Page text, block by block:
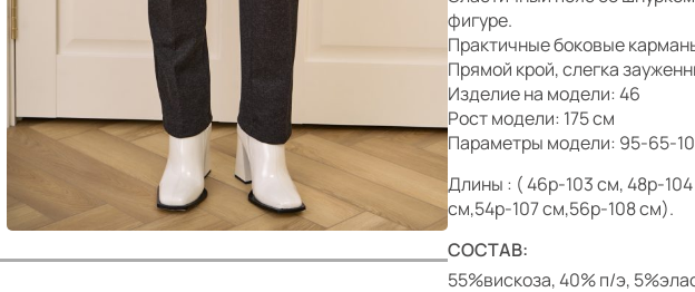
фигуре.
Практичные боковые
Прямой крой, слегка
Изделие на модели: 46
Рост модели: 175 см
Параметры модели: 95-65-
Длины : ( 46р-103 см, 48р-
см,54р-107 см,56р-108 см).
СОСТАВ:
55%вискоза, 40% п/э,